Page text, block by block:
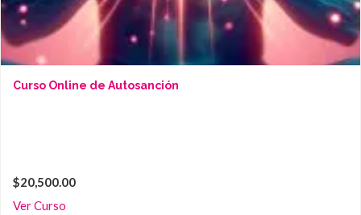
Curso Online de Autosanción
$20,500.00
Ver Curso